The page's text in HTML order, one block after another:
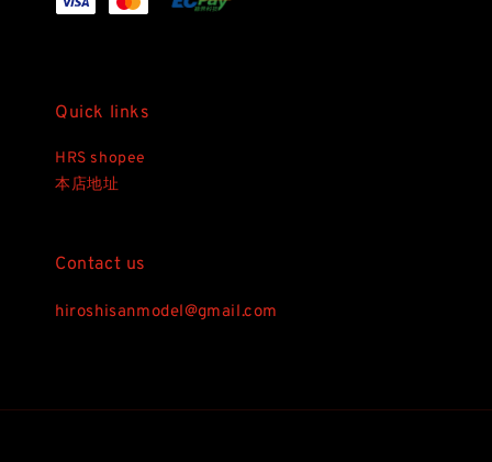
Quick links
HRS shopee
本店地址
Contact us
hiroshisanmodel@gmail.com